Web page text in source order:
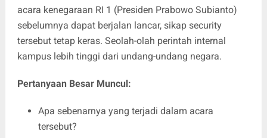
acara kenegaraan RI 1 (Presiden Prabowo Subianto)
sebelumnya dapat berjalan lancar, sikap security
tersebut tetap keras. Seolah-olah perintah internal
kampus lebih tinggi dari undang-undang negara.
Pertanyaan Besar Muncul:
Apa sebenarnya yang terjadi dalam acara
tersebut?